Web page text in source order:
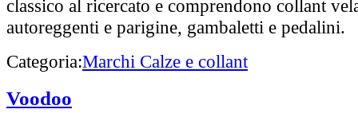
classico al ricercato e comprendono collant
autoreggenti e parigine, gambaletti e pedalini.
Categoria:Marchi Calze e collant
Voodoo